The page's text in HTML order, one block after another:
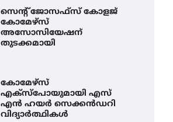
സെന്റ് ജോസഫ്സ് കോളജ്
കോമേഴ്‌സ്
അസോസിയേഷന്
തുടക്കമായി
കോമേഴ്സ്
എക്സ്പോയുമായി എസ്
എൻ ഹയർ സെക്കൻഡറി
വിദ്യാർത്ഥികൾ